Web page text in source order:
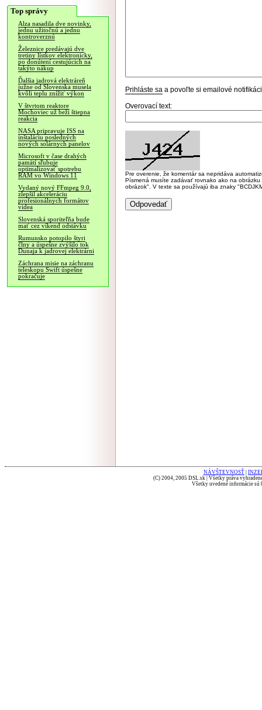
Top správy
Alza nasadila dve novinky,
jednu užitočnú a jednu
kontroverznú
Železnice predávajú dve
tretiny lístkov elektronicky,
po donútení cestujúcich na
takýto nákup
Ďalšia jadrová elektráreň
južne od Slovenska musela
kvôli teplu znížiť výkon
V štvrtom reaktore
Mochoviec už beží štiepna
reakcia
NASA pripravuje ISS na
inštaláciu posledných
nových solárnych panelov
Microsoft v čase drahých
pamätí sľubuje
optimalizovať spotrebu
RAM vo Windows 11
Vydaný nový FFmpeg 9.0,
zlepšil akceleráciu
profesionálnych formátov
videa
Slovenská sporiteľňa bude
mať cez víkend odstávku
Rumunsko potopilo štyri
člny a úspešne zvýšilo tok
Dunaja k jadrovej elektrárni
Záchrana misie na záchranu
teleskopu Swift úspešne
pokračuje
Prihláste sa a povoľte si emailové
Overovací text:
Pre overenie, že komentár sa nepridáva
Písmená musíte zadávať rovnako ako na
obrázok". V texte sa používajú iba znaky
NÁVŠTEVNOSŤ
(C) 2004, 2005 DSL.sk | Všetky práva
Všetky uvedené informácie sú